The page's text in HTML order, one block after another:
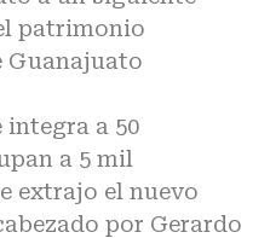
patrimonio
a 50
a 5 mil
extrajo el nuevo
por Gerardo